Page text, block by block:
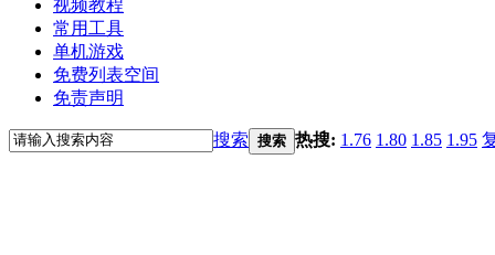
视频教程
常用工具
单机游戏
免费列表空间
免责声明
搜索 搜索 热搜: 1.76 1.80 1.85 1.95